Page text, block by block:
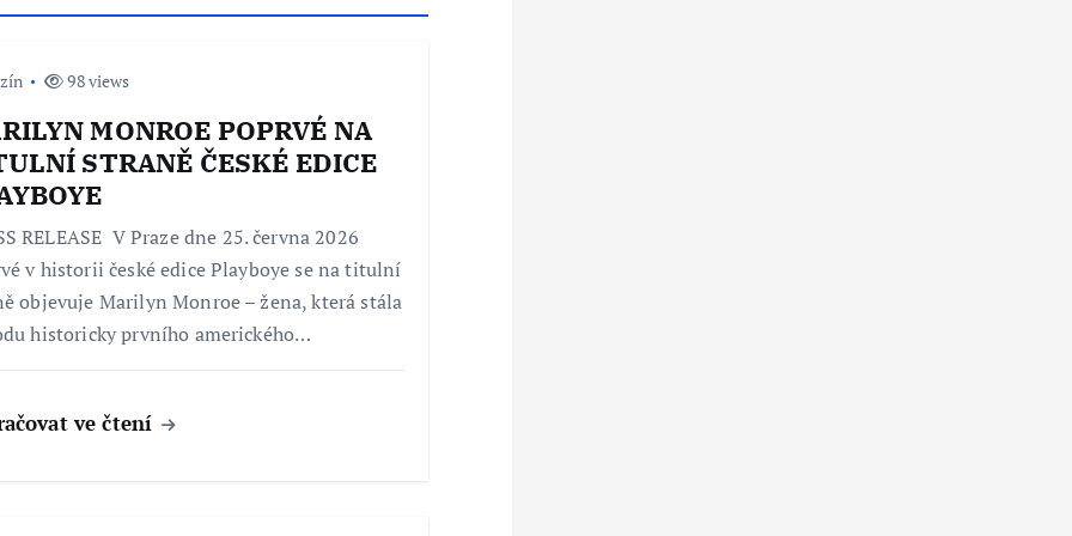
98 views
MONROE POPRVÉ NA
STRANĚ ČESKÉ EDICE
RELEASE V Praze dne 25. června 2026
v historii české edice Playboye se na titulní
objevuje Marilyn Monroe – žena, která stála
historicky prvního amerického…
ve čtení